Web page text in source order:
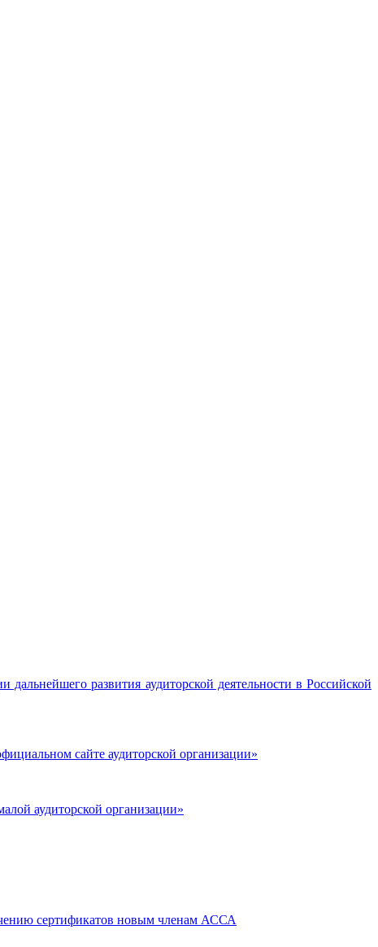
развития аудиторской деятельности в Российской
сайте аудиторской организации»
аудиторской организации»
сертификатов новым членам АССА